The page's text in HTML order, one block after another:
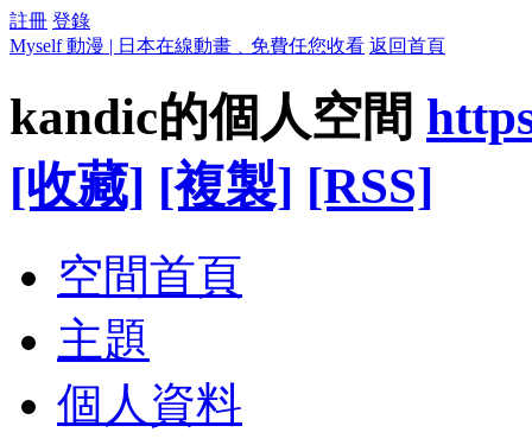
註冊 登錄
Myself 動漫 | 日本在線動畫﹑免費任您收看 返回首頁
kandic的個人空間
[收藏] [複製] [RSS]
空間首頁
主題
個人資料